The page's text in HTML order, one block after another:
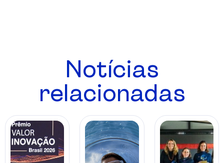
Notícias
relacionadas